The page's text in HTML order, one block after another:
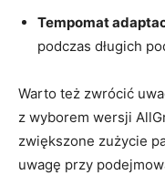
Tempomat
podczas długich
Warto też zwrócić
z wyborem wersji
zwiększone ⁤zużycie
uwagę przy